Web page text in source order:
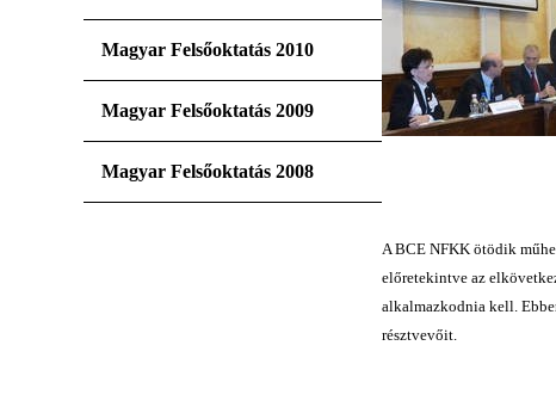
Magyar Felsőoktatás 2010
Magyar Felsőoktatás 2009
Magyar Felsőoktatás 2008
A BCE NFKK ötödik
előretekintve az
alkalmazkodnia kell.
résztvevőit.